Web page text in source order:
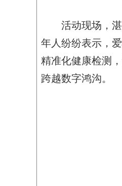
活动现场，
年人纷纷表示，
精准化健康检测
跨越数字鸿沟。